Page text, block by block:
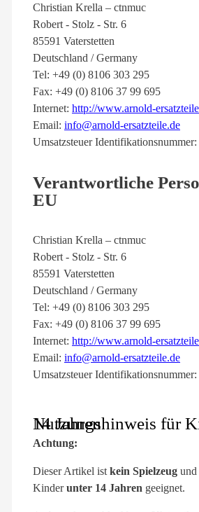
Christian Krella – ctnmuc
Robert - Stolz - Str. 6
85591 Vaterstetten
Deutschland / Germany
Tel: +49 (0) 8106 303 295
Fax: +49 (0) 8106 37 99 695
Internet: http://www.arnold-
Email: info@arnold-ersatzteile.de
Umsatzsteuer
Verantwortliche
EU
Christian Krella – ctnmuc
Robert - Stolz - Str. 6
85591 Vaterstetten
Deutschland / Germany
Tel: +49 (0) 8106 303 295
Fax: +49 (0) 8106 37 99 695
Internet: http://www.arnold-
Email: info@arnold-ersatzteile.de
Umsatzsteuer
Nutzungshinweis für Kinder unter 14 Jahren
Achtung:
Dieser Artikel ist kein Spielzeug und
Kinderunter 14 Jahren geeignet.